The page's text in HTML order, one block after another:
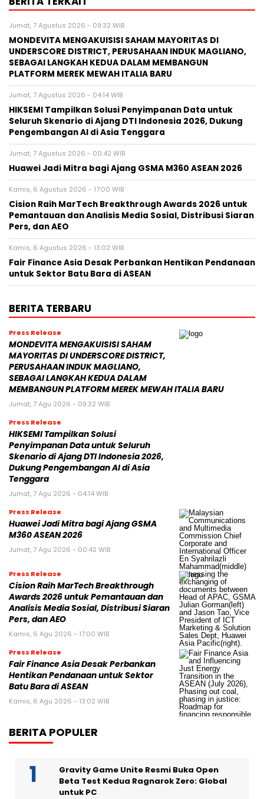
Jumat, 7 Agustus 2026 - 09:32 WIB
MONDEVITA MENGAKUISISI SAHAM MAYORITAS DI
UNDERSCORE DISTRICT, PERUSAHAAN INDUK MAGLIANO,
SEBAGAI LANGKAH KEDUA DALAM MEMBANGUN
PLATFORM MEREK MEWAH ITALIA BARU
Jumat, 7 Agustus 2026 - 04:14 WIB
HIKSEMI Tampilkan Solusi Penyimpanan Data untuk
Seluruh Skenario di Ajang DTI Indonesia 2026, Dukung
Pengembangan AI di Asia Tenggara
Jumat, 7 Agustus 2026 - 00:42 WIB
Huawei Jadi Mitra bagi Ajang GSMA M360 ASEAN 2026
Kamis, 6 Agustus 2026 - 17:00 WIB
Cision Raih MarTech Breakthrough Awards 2026 untuk
Pemantauan dan Analisis Media Sosial, Distribusi Siaran
Pers, dan AEO
Kamis, 6 Agustus 2026 - 13:02 WIB
Fair Finance Asia Desak Perbankan Hentikan Pendanaan
untuk Sektor Batu Bara di ASEAN
BERITA TERBARU
Press Release
MONDEVITA MENGAKUISISI SAHAM
MAYORITAS DI UNDERSCORE DISTRICT,
PERUSAHAAN INDUK MAGLIANO,
SEBAGAI LANGKAH KEDUA DALAM
MEMBANGUN PLATFORM MEREK MEWAH ITALIA BARU
Jumat, 7 Agu 2026 - 09:32 WIB
Press Release
HIKSEMI Tampilkan Solusi
Penyimpanan Data untuk Seluruh
Skenario di Ajang DTI Indonesia 2026,
Dukung Pengembangan AI di Asia
Tenggara
Jumat, 7 Agu 2026 - 04:14 WIB
Press Release
Huawei Jadi Mitra bagi Ajang GSMA
M360 ASEAN 2026
Jumat, 7 Agu 2026 - 00:42 WIB
Press Release
Cision Raih MarTech Breakthrough
Awards 2026 untuk Pemantauan dan
Analisis Media Sosial, Distribusi Siaran
Pers, dan AEO
Kamis, 6 Agu 2026 - 17:00 WIB
Press Release
Fair Finance Asia Desak Perbankan
Hentikan Pendanaan untuk Sektor
Batu Bara di ASEAN
Kamis, 6 Agu 2026 - 13:02 WIB
BERITA POPULER
Gravity Game Unite Resmi Buka Open
Beta Test Kedua Ragnarok Zero: Global
untuk PC